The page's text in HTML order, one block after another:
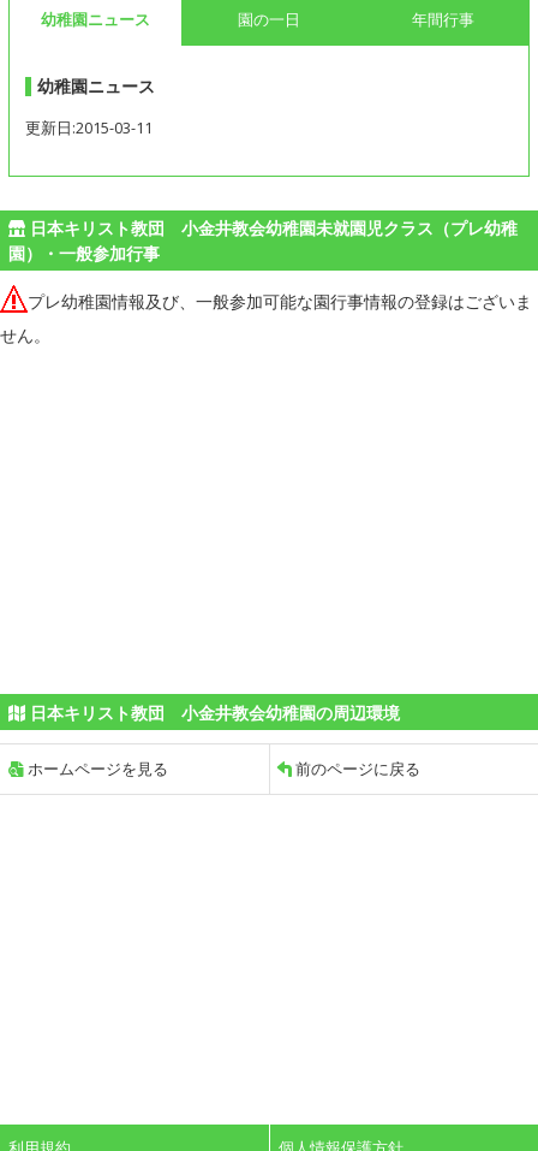
幼稚園ニュース 園の一日 年間行事
幼稚園ニュース
更新日:2015-03-11
日本キリスト教団 小金井教会幼稚園未就園児クラス（プレ幼稚
園）・一般参加行事
プレ幼稚園情報及び、一般参加可能な園行事情報の登録はございま
せん。
日本キリスト教団 小金井教会幼稚園の周辺環境
ホームページを見る 前のページに戻る